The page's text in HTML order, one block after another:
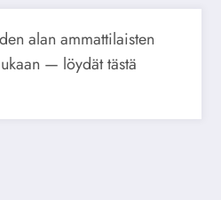
alan ammattilaisten
— löydät tästä